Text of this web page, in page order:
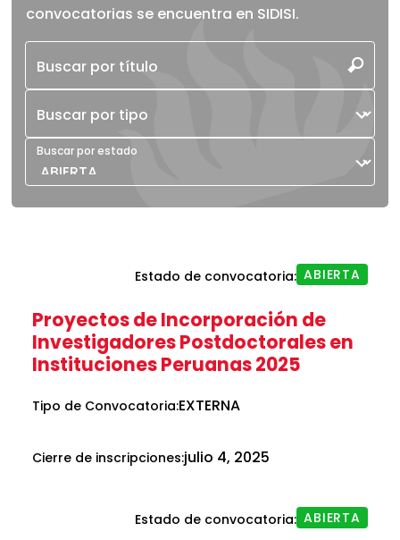
convocatorias se encuentra en SIDISI.
Buscar por título
Buscar por tipo
Buscar por estado
Estado de convocatoria: ABIERTA
Estado de convocatoria: ABIERTA
Proyectos de Incorporación de
Investigadores Postdoctorales en
Instituciones Peruanas 2025
Tipo de Convocatoria:EXTERNA
Cierre de inscripciones:julio 4, 2025